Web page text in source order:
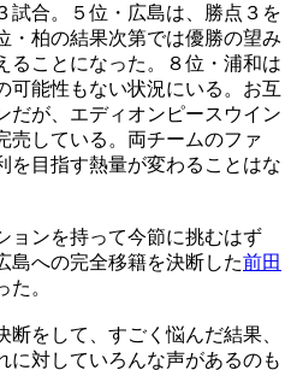
試合。５位・広島は、勝点３を
・柏の結果次第では優勝の望み
ることになった。８位・浦和は
可能性もない状況にいる。お互
だが、エディオンピースウイン
売している。両チームのファ
を目指す熱量が変わることはな
ョンを持って今節に挑むはず
島への完全移籍を決断した前田
。
断をして、すごく悩んだ結果、
に対していろんな声があるのも